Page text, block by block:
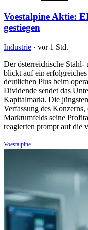
Voestalpine Aktie:
gestiegen
Industrie · vor 1 Std.
Der österreichische Stahl-
blickt auf ein
deutlichen Plus beim
Dividende sendet das
Kapitalmarkt. Die
Verfassung des Konzerns,
Marktumfelds seine
reagierten prompt auf die
Voestalpine